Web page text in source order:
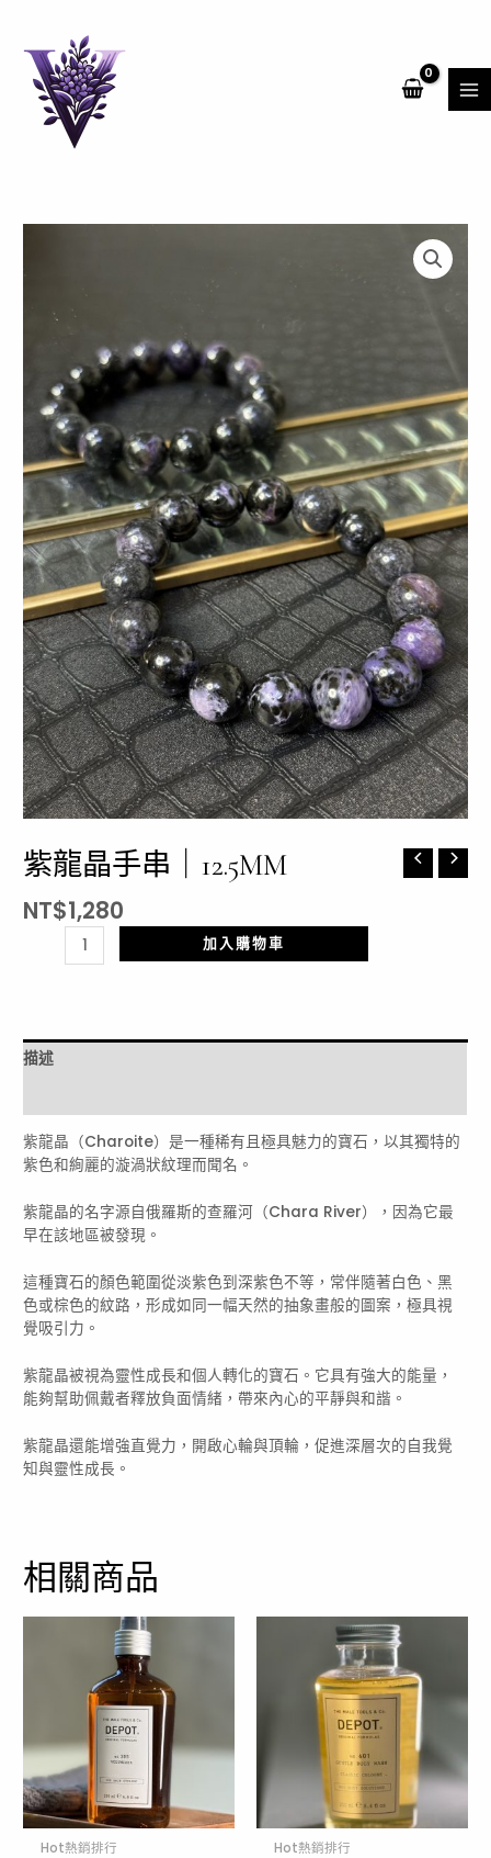
紫龍晶手串｜12.5MM
NT$1,280
紫
龍
晶
量
加入購物車
描述
紫龍晶（Charoite）是一種稀有且極具魅力的寶石，以其獨特的
紫色和絢麗的漩渦狀紋理而聞名。
紫龍晶的名字源自俄羅斯的查羅河（Chara River），因為它最
早在該地區被發現。
這種寶石的顏色範圍從淡紫色到深紫色不等，常伴隨著白色、黑
色或棕色的紋路，形成如同一幅天然的抽象畫般的圖案，極具視
覺吸引力。
紫龍晶被視為靈性成長和個人轉化的寶石。它具有強大的能量，
能夠幫助佩戴者釋放負面情緒，帶來內心的平靜與和諧。
紫龍晶還能增強直覺力，開啟心輪與頂輪，促進深層次的自我覺
知與靈性成長。
相關商品
Hot熱銷排行 Hot熱銷排行